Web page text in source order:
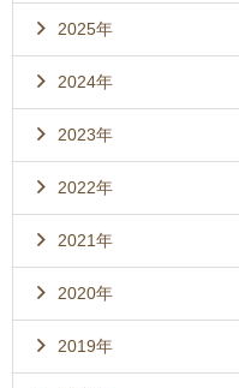
2025年
2024年
2023年
2022年
2021年
2020年
2019年